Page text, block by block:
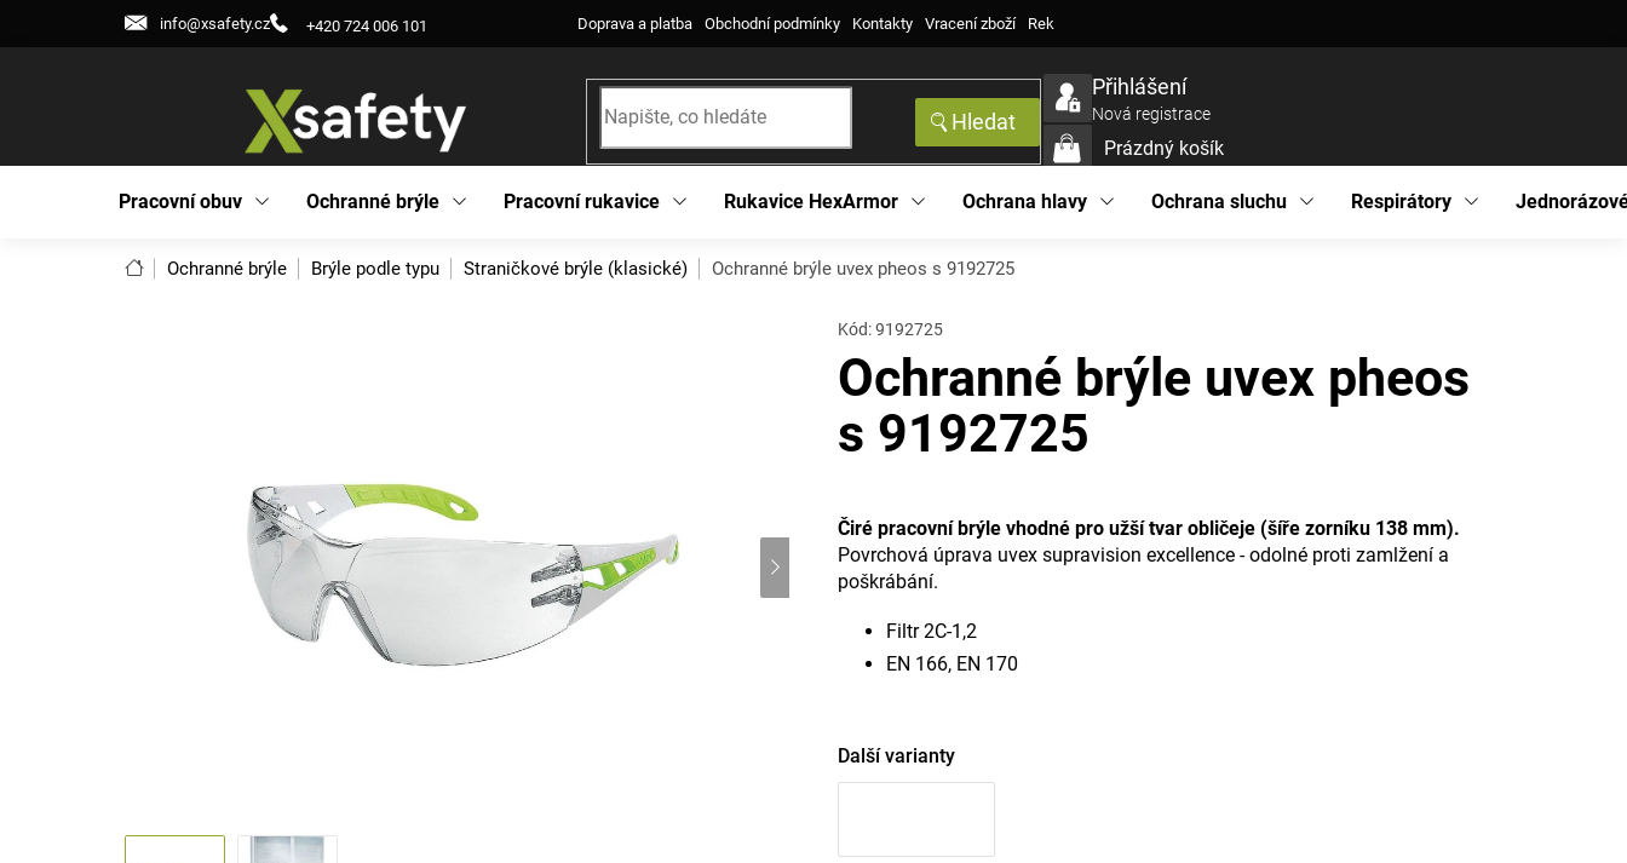
+420 724 006 101
info@xsafety.cz Doprava a platba Obchodní podmínky Kontakty Vracení zboží Reklamace zboží
Hledat
Přihlášení
Nová registrace
NÁKUPNÍ
KOŠÍK
Prázdný košík
Pracovní obuv Ochranné brýle Pracovní rukavice Rukavice HexArmor Ochrana hlavy Ochrana sluchu Respirátory
DomůOchranné brýle Brýle podle typu Straničkové brýle (klasické) Ochranné brýle uvex pheos s 9192725
Ochranné brýle uvex pheos
s 9192725
Kód:9192725
Čiré pracovní brýle vhodné pro užší tvar obličeje (šíře zorníku 138 mm).
Povrchová úprava uvex supravision excellence - odolné proti zamlžení a
poškrábání.
Filtr 2C-1,2
EN 166, EN 170
Další varianty